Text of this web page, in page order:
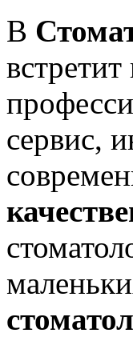
В
сервис,